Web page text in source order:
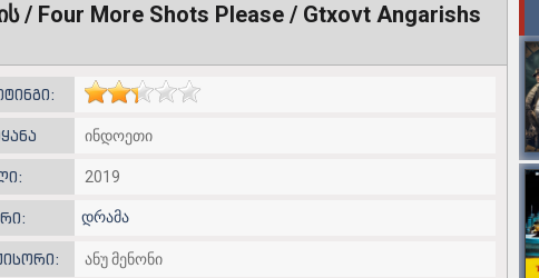
/ Four More Shots Please / Gtxovt Angarishs
ინდოეთი
2019
დრამა
ანუ მენონი